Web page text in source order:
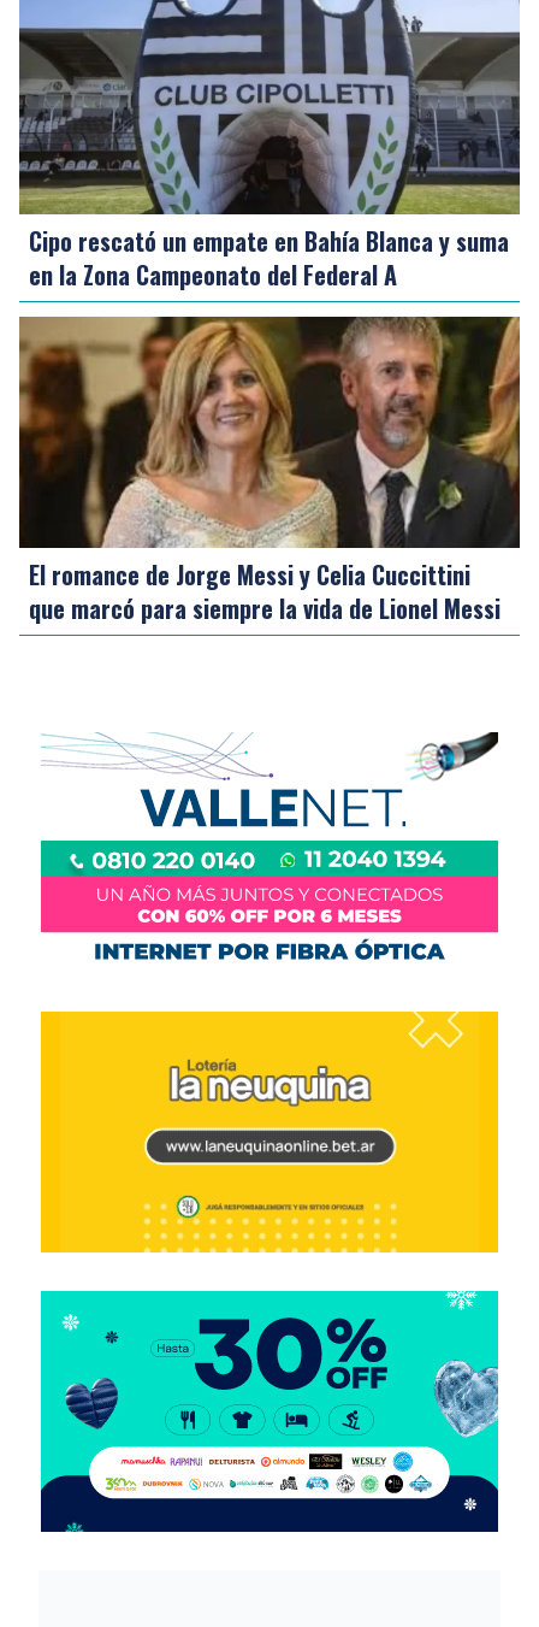
Cipo rescató un empate en Bahía Blanca y suma
en la Zona Campeonato del Federal A
El romance de Jorge Messi y Celia Cuccittini
que marcó para siempre la vida de Lionel Messi